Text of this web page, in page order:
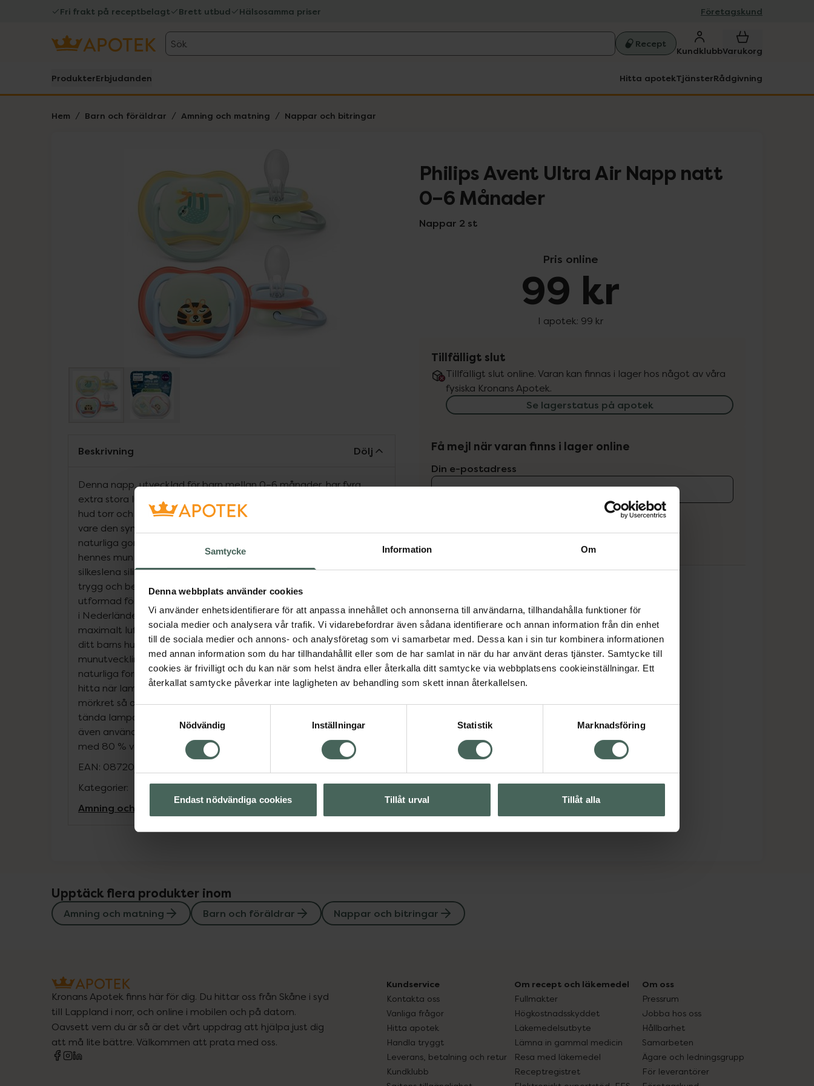
Samtycke Information Om
Denna webbplats använder cookies
Vi använder enhetsidentifierare för att anpassa innehållet och annonserna till användarna, tillhandahålla funktioner för
sociala medier och analysera vår trafik. Vi vidarebefordrar även sådana identifierare och annan information från din enhet
till de sociala medier och annons- och analysföretag som vi samarbetar med. Dessa kan i sin tur kombinera informationen
med annan information som du har tillhandahållit eller som de har samlat in när du har använt deras tjänster. Samtycke till
cookies är frivilligt och du kan när som helst ändra eller återkalla ditt samtycke via webbplatsens cookieinställningar. Ett
återkallat samtycke påverkar inte lagligheten av behandling som skett innan återkallelsen.
Nödvändig
Inställningar Statistik Marknadsföring
Endast nödvändiga cookies Tillåt urval Tillåt alla
Fri frakt på receptbelagt Brett utbud Hälsosamma priser Företagskund
Sök Recept
KundklubbVarukorg
ProdukterErbjudanden Hitta apotekTjänsterRådgivning
Hem Barn och föräldrar Amning och matning Nappar och bitringar
Philips Avent Ultra Air Napp natt
0–6 Månader
Nappar 2 st
Pris online
99 kr
I apotek: 99 kr
Tillfälligt slut
Tillfälligt slut online. Varan kan finnas i lager hos något av våra
fysiska Kronans Apotek.
Se lagerstatus på apotek
Få mejl när varan finns i lager online
Din e-postadress
Spara
Fler produkter från PHILIPS Avent
Beskrivning Dölj
Denna napp, utvecklad för barn mellan 0–6 månader, har fyra
extra stora lufthål som ger maximalt luftflöde och håller barnets
hud torr och len – perfekt under längre stunder av användning. Tack
vare den symmetriska designen som anpassar sig efter mitt barns
naturliga gom, tänder och tandkött, kan jag känna mig trygg i att
hennes mun utvecklas på ett skonsamt sätt. En extra fördel är den
silkeslena silikonnappen, som ger en hudliknande känsla som känns
trygg och bekant för barnet. 98 % accepterar denna napp* som är
utformad för att efterlikna en mammas bröst. Nappen är tillverkad
i Nederländerna. Tillverkad av 100 % silikon och BPA-fri. Ger
maximalt luftflöde De extra stora lufthålen ventilerar skonsamt
ditt barns hud och hjälper till att hålla den mjuk och torr. Naturlig
munutveckling. Den symmetriska silikonnappen tar hänsyn till den
naturliga formen på gommen, tänderna och tandköttet. Lätt att
hitta när lampan är släckt. Den självlysande knoppen lyser i
mörkret så att du snabbt hittar ditt barns napp utan att behöva
tända lampan. Enkel att sterilisera. Det medföljande fodralet kan
även användas för att sterilisera nappar i mikrovågsugn. Miljövänlig
med 80 % växtbaserade material**
EAN: 08720689042963
Kategorier:
Amning och matning Barn och föräldrar
Upptäck flera produkter inom
Amning och matning Barn och föräldrar Nappar och bitringar
Kronans Apotek finns här för dig. Du hittar oss från Skåne i syd
till Lappland i norr, och online i mobilen och på datorn.
Oavsett vem du är så är det vårt uppdrag att hjälpa just dig
att må lite bättre. Välkommen att prata med oss.
Kundservice
Kontakta oss
Vanliga frågor
Hitta apotek
Handla tryggt
Leverans, betalning och retur
Kundklubb
Om recept och läkemedel
Fullmakter
Högkostnadsskyddet
Läkemedelsutbyte
Lämna in gammal medicin
Resa med läkemedel
Receptregistret
Om oss
Pressrum
Jobba hos oss
Hållbarhet
Samarbeten
Ägare och ledningsgrupp
För leverantörer